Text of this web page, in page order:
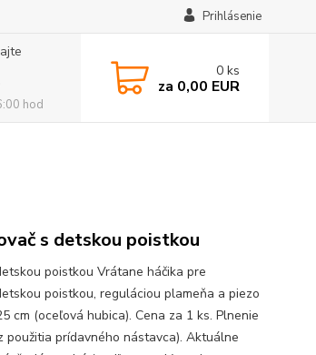
Prihlásenie
hod
0 ks
za 0,00 EUR
s detskou poistkou
poistkou Vrátane háčika pre
poistkou, reguláciou plameňa a piezo
cm (oceľová hubica). Cena za 1 ks. Plnenie
použitia prídavného nástavca). Aktuálne